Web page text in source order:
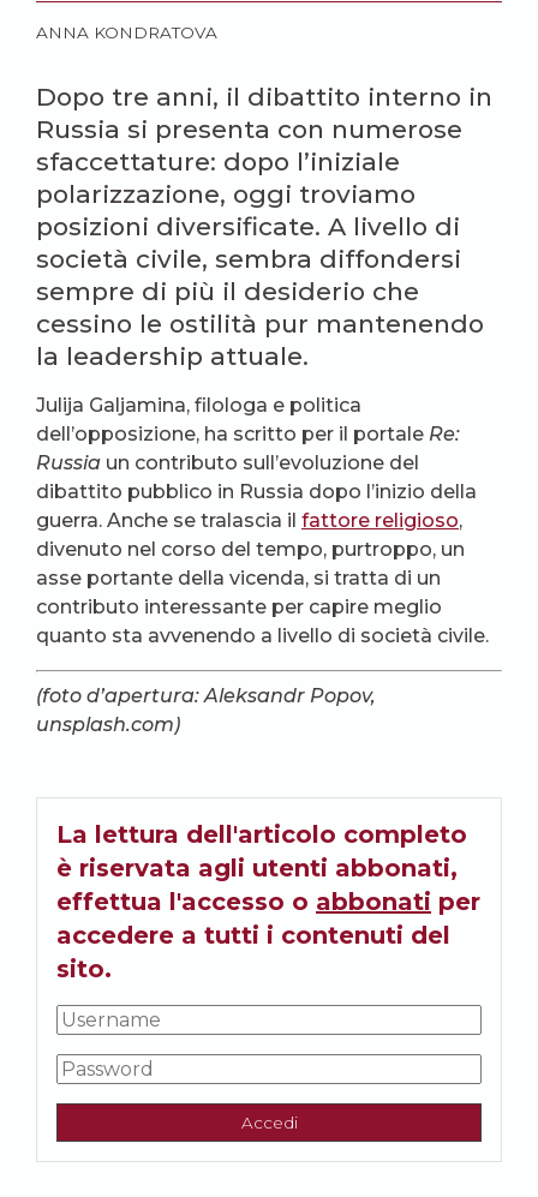
ANNA KONDRATOVA
Dopo tre anni, il dibattito interno in
Russia si presenta con numerose
sfaccettature: dopo l’iniziale
polarizzazione, oggi troviamo
posizioni diversificate. A livello di
società civile, sembra diffondersi
sempre di più il desiderio che
cessino le ostilità pur mantenendo
la leadership attuale.
Julija Galjamina, filologa e politica
dell’opposizione, ha scritto per il portale Re:
Russia un contributo sull’evoluzione del
dibattito pubblico in Russia dopo l’inizio della
guerra. Anche se tralascia il fattore religioso,
divenuto nel corso del tempo, purtroppo, un
asse portante della vicenda, si tratta di un
contributo interessante per capire meglio
quanto sta avvenendo a livello di società civile.
(foto d’apertura: Aleksandr Popov,
unsplash.com)
La lettura dell'articolo completo
è riservata agli utenti abbonati,
effettua l'accesso o abbonati per
accedere a tutti i contenuti del
sito.
Accedi